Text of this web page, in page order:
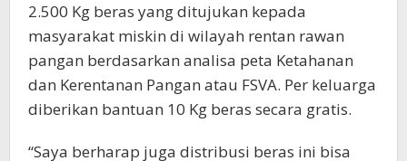
2.500 Kg beras yang ditujukan kepada
masyarakat miskin di wilayah rentan rawan
pangan berdasarkan analisa peta Ketahanan
dan Kerentanan Pangan atau FSVA. Per keluarga
diberikan bantuan 10 Kg beras secara gratis.
“Saya berharap juga distribusi beras ini bisa